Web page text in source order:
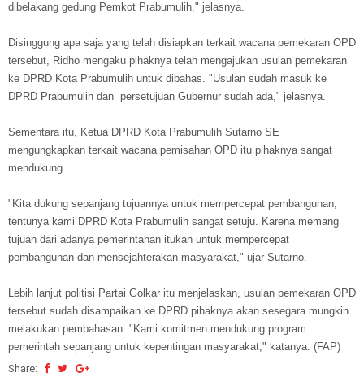
dibelakang gedung Pemkot Prabumulih," jelasnya.
Disinggung apa saja yang telah disiapkan terkait wacana pemekaran OPD
tersebut, Ridho mengaku pihaknya telah mengajukan usulan pemekaran
ke DPRD Kota Prabumulih untuk dibahas. "Usulan sudah masuk ke
DPRD Prabumulih dan persetujuan Gubernur sudah ada," jelasnya.
Sementara itu, Ketua DPRD Kota Prabumulih Sutarno SE
mengungkapkan terkait wacana pemisahan OPD itu pihaknya sangat
mendukung.
"Kita dukung sepanjang tujuannya untuk mempercepat pembangunan,
tentunya kami DPRD Kota Prabumulih sangat setuju. Karena memang
tujuan dari adanya pemerintahan itukan untuk mempercepat
pembangunan dan mensejahterakan masyarakat," ujar Sutarno.
Lebih lanjut politisi Partai Golkar itu menjelaskan, usulan pemekaran OPD
tersebut sudah disampaikan ke DPRD pihaknya akan sesegara mungkin
melakukan pembahasan. "Kami komitmen mendukung program
pemerintah sepanjang untuk kepentingan masyarakat," katanya. (FAP)
Share: